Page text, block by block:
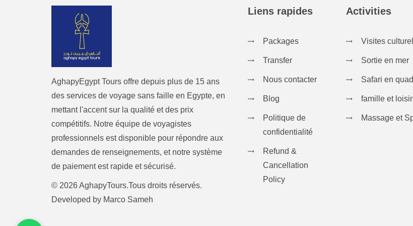
AghapyEgypt Tours offre depuis plus de 15 ans
des services de voyage sans faille en Egypte, en
mettant l'accent sur la qualité et des prix
compétitifs. Notre équipe de voyagistes
professionnels est disponible pour répondre aux
demandes de renseignements, et notre système
de paiement est rapide et sécurisé.
© 2026 AghapyTours.Tous droits réservés.
Developed by Marco Sameh
Liens rapides
Packages
Transfer
Nous contacter
Blog
Politique de
confidentialité
Refund &
Cancellation
Policy
Activities
Visites
Sortie en mer
Safari en
famille et
Massage et